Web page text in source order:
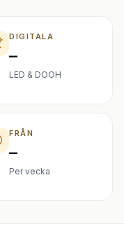
DIGITALA
–
LED & DOOH
FRÅN
–
Per vecka